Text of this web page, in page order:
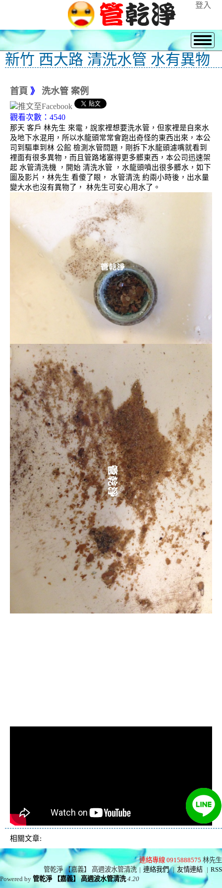
登入
新竹 西大路 清洗水管 水有異物
首頁 》 洗水管 案例
觀看次數：4540
那天 客戶 林先生 來電，說家裡想要洗水管，但家裡是自來水
及地下水混用，所以水龍頭常常會跑出奇怪的東西出來，本公
司到驅車到林 公館 檢測水管問題，剛拆下水龍頭濾嘴就看到
裡面有很多異物，而且管路堵塞得更多髒東西，本公司迅速架
起 水管清洗機 ，開始 清洗水管 ，水龍頭噴出很多髒水，如下
圖及影片，林先生 看傻了眼， 水管清洗 約兩小時後，出水量
變大水也沒有異物了， 林先生可安心用水了。
相關文章:
連絡專線 0915888575 林先生
管乾淨 【嘉義】 高週波水管清洗 | 連絡我們 | 友情連結 | RSS
Powered by管乾淨 【嘉義】 高週波水管清洗 4.20